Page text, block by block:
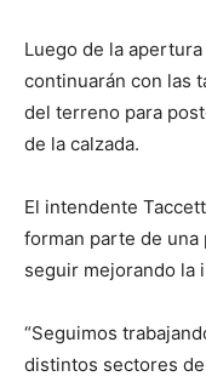
Luego de la
continuarán con las
del terreno para
de la calzada.
El intendente
forman parte de
seguir mejorando la
“Seguimos
distintos sectores